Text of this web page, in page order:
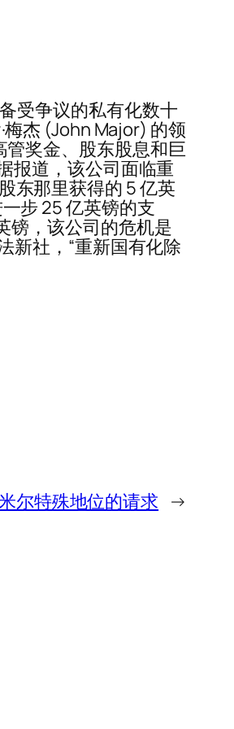
受争议的私有化数十
杰 (John Major) 的领
奖金、股东股息和巨
报道，该公司面临重
东那里获得的 5 亿英
步 25 亿英镑的支
镑，该公司的危机是
新社，“重新国有化除
尔特殊地位的请求 →